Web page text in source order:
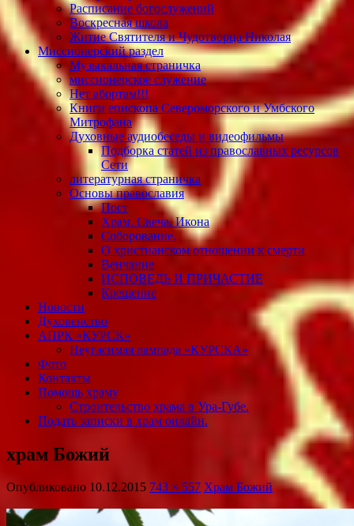
Расписание богослужений
Воскресная школа
Житие Святителя и Чудотворца Николая
Миссионерский раздел
Музыкальная страничка
миссионерское служение
Нет абортам!!!
Книги епископа Североморского и Умбского
Митрофана
Духовные аудиобеседы и видеофильмы
Подборка статей из православных ресурсов
Сети
литературная страничка
Основы православия
Пост
Храм. Свеча. Икона
Соборование.
О христианском отношении к смерти
Венчание
ИСПОВЕДЬ И ПРИЧАСТИЕ
Крещение
Новости
Духовенство
АПРК «КУРСК»
Неугасимая лампада «КУРСКА»
Фото
Контакты
Помощь храму
Строительство храма в Ура-Губе.
Подать записки в храм онлайн.
храм Божий
Опубликовано 10.12.2015 743 × 557 Храм Божий